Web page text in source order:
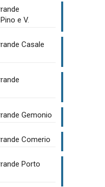
e V.
Casale
Gemonio
Comerio
Porto